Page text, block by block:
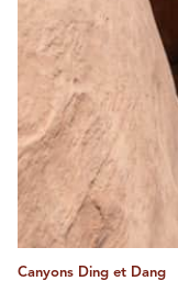
Canyons Ding et Dang